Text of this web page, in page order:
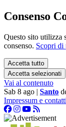
Consenso
Questo sito utilizza
consenso. Scopri di
Accetta tutto
Accetta selezionati
Vai al contenuto
Sab 8 ago | Santo
Impressum e contatti